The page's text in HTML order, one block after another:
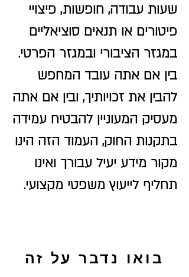
שעות עבודה, חופשות, פיצויי
פיטורים או תנאים סוציאליים
במגזר הציבורי ובמגזר הפרטי.
בין אם אתה עובד המחפש
להבין את זכויותיך, ובין אם אתה
מעסיק המעוניין להבטיח עמידה
בתקנות החוק, העמוד הזה הינו
מקור מידע יעיל עבורך ואינו
תחליף לייעוץ משפטי מקצועי.
בואו נדבר על זה